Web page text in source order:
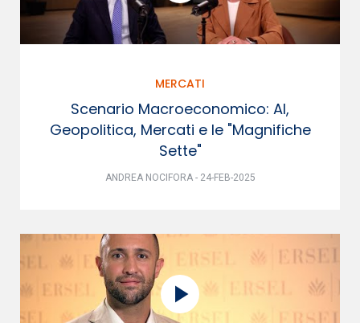
MERCATI
Scenario Macroeconomico: AI,
Geopolitica, Mercati e le "Magnifiche
Sette"
ANDREA NOCIFORA - 24-FEB-2025